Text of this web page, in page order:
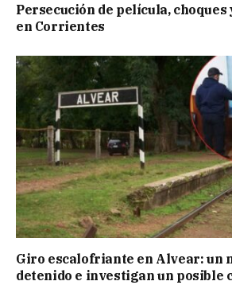
Persecución de película, choques
en Corrientes
Giro escalofriante en Alvear: un
detenido e investigan un posible